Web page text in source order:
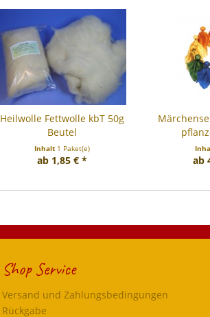
Heilwolle Fettwolle kbT 50g
Beutel
Inhalt 1 Paket(e)
ab 1,85 € * ab
Shop Service
Versand und Zahlungsbedingungen
Rückgabe